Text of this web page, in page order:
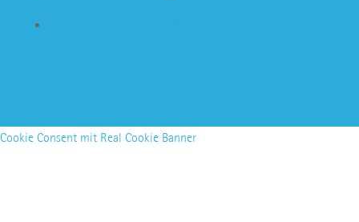
Cookie Consent mit Real Cookie Banner